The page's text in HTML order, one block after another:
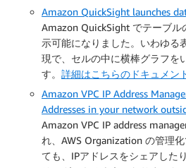
Amazon QuickSight launches
Amazon QuickSight でテーブル
示可能になりました。いわゆる
現で、セルの中に横棒グラフを
す。 詳細はこちらのドキュメン
Amazon VPC IP Address
Addresses in your network
Amazon VPC IP address
れ、AWS Organization の管理
ても、IPアドレスをシェアした